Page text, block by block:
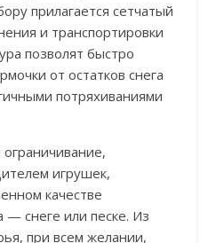
прилагается сетчатый
и транспортировки
позволят быстро
от остатков снега
потряхиваниями
игрушек,
качестве
— снеге или песке. Из
при всем желании,